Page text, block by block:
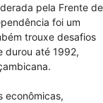
pela Frente de
foi um
trouxe desafios
durou até 1992,
econômicas,